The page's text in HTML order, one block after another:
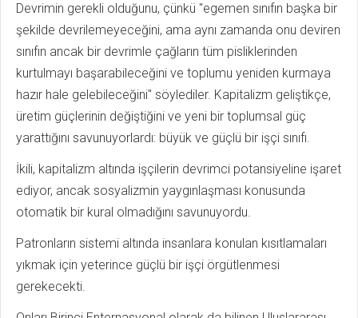
Devrimin gerekli olduğunu, çünkü "egemen sınıfın başka bir
şekilde devrilemeyeceğini, ama aynı zamanda onu deviren
sınıfın ancak bir devrimle çağların tüm pisliklerinden
kurtulmayı başarabileceğini ve toplumu yeniden kurmaya
hazır hale gelebileceğini" söylediler. Kapitalizm geliştikçe,
üretim güçlerinin değiştiğini ve yeni bir toplumsal güç
yarattığını savunuyorlardı: büyük ve güçlü bir işçi sınıfı.
İkili, kapitalizm altında işçilerin devrimci potansiyeline işaret
ediyor, ancak sosyalizmin yaygınlaşması konusunda
otomatik bir kural olmadığını savunuyordu.
Patronların sistemi altında insanlara konulan kısıtlamaları
yıkmak için yeterince güçlü bir işçi örgütlenmesi
gerekecekti.